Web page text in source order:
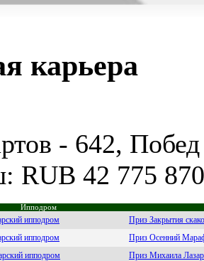
карьера
- 642,
RUB 42 775 870
Ипподром
иппoдpoм
Приз Закрытия
ипподpом
Приз Осенний
ипподром
Приз Михаила